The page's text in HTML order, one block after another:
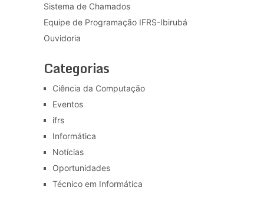
Sistema de Chamados
Equipe de Programação IFRS-Ibirubá
Ouvidoria
Categorias
Ciência da Computação
Eventos
ifrs
Informática
Notícias
Oportunidades
Técnico em Informática